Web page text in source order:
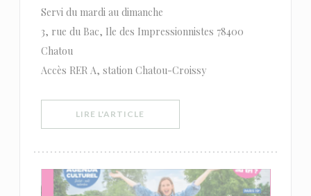
Servi du mardi au dimanche
3, rue du Bac, Ile des Impressionnistes 78400
Chatou
Accès RER A, station Chatou-Croissy
LIRE L'ARTICLE